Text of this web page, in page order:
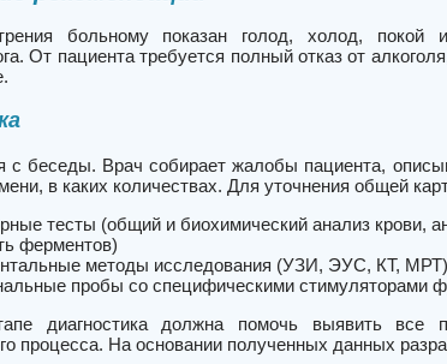
больному показан голод, холод, покой
От пациента требуется полный отказ от
с беседы. Врач собирает жалобы пациента,
в каких количествах. Для уточнения общей
тесты (общий и биохимический анализ крови,
ферментов)
методы исследования (УЗИ, ЭУС, КТ,
пробы со специфическими стимуляторами
диагностика должна помочь выявить все
процесса. На основании полученных данных